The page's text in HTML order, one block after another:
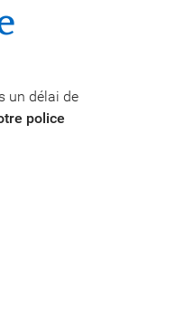
un délai de
police